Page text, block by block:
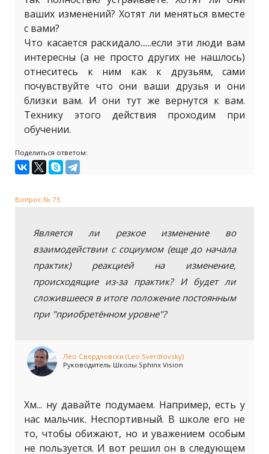
ваших изменений? Хотят ли меняться вместе
с вами?
Что касается раскидало......если эти люди вам
интересны (а не просто других не нашлось)
отнеситесь к ним как к друзьям, сами
почувствуйте что они ваши друзья и они
близки вам. И они тут же вернутся к вам.
Технику этого действия проходим при
обучении.
Поделиться ответом:
Вопрос № 75
Является ли резкое изменение во
взаимодействии с социумом (еще до начала
практик) реакцией на изменение,
происходящие из-за практик? И будет ли
сложившееся в итоге положение постоянным
при "приобретённом уровне"?
Лео Свердловски (Leo Sverdlovsky)
Руководитель Школы Sphinx Vision
Хм... ну давайте подумаем. Например, есть у
нас мальчик. Неспортивный. В школе его не
то, чтобы обижают, но и уважением особым
не пользуется. И вот решил он в следующем